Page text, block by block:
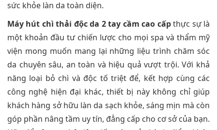
sức khỏe làn da toàn diện.
Máy hút chì thải độc da 2 tay cầm cao cấpthực sự là
một khoản đầu tư chiến lược cho mọi spa và thẩm mỹ
viện mong muốn mang lại những liệu trình chăm sóc
da chuyên sâu, an toàn và hiệu quả vượt trội. Với khả
năng loại bỏ chì và độc tố triệt để, kết hợp cùng các
công nghệ hiện đại khác, thiết bị này không chỉ giúp
khách hàng sở hữu làn da sạch khỏe, sáng mịn mà còn
góp phần nâng tầm uy tín, đẳng cấp cho cơ sở của bạn.